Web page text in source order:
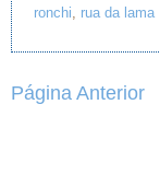
ronchi, rua da lama
Página Anterior